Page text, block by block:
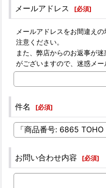
メールアドレス [必須]
メールアドレスをお間違え
注意ください。
また、弊店からのお返事が
がございますので、迷惑メー
件名 [必須]
お問い合わせ内容 [必須]